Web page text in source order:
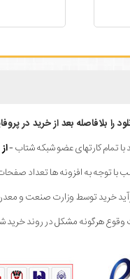
را بلافاصله بعد از خرید در
با تمام کارتهای عضو شبکه شتاب -
با توجه به افزونه ها تعداد
خرید توسط وزارت صنعت و
هرگونه مشکل در روند خرید